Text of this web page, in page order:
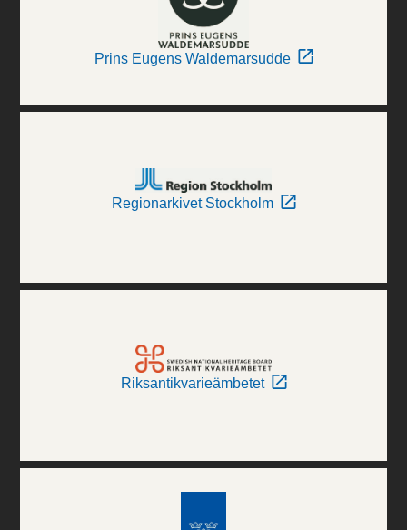
Prins Eugens Waldemarsudde
Regionarkivet Stockholm
Riksantikvarieämbetet